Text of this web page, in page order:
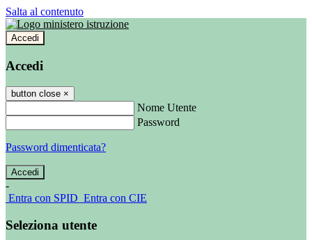
Salta al contenuto
Accedi
Accedi
button close ×
Nome Utente
Password
Password dimenticata?
-
Entra con SPID Entra con CIE
Seleziona utente